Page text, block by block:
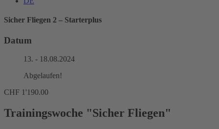
Sicher Fliegen 2 – Starterplus
Datum
13. - 18.08.2024
Abgelaufen!
CHF 1'190.00
Trainingswoche "Sicher Fliegen"